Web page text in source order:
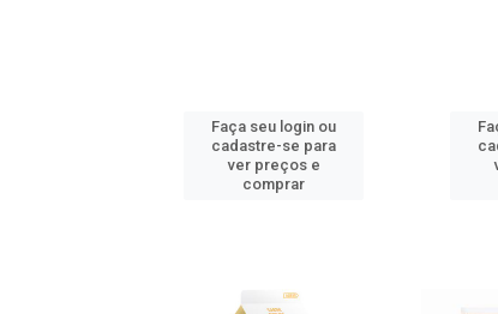
Faça seu login ou
cadastre-se para
ver preços e
comprar